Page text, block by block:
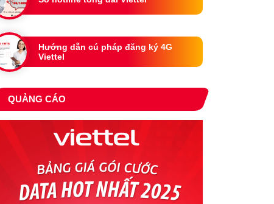
Hướng dẫn cú pháp đăng ký 4G
Viettel
QUẢNG CÁO